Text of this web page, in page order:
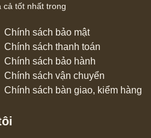
cả tốt nhất trong
Chính sách bảo mật
Chính sách thanh toán
Chính sách bảo hành
Chính sách vận chuyển
Chính sách bàn giao, kiểm hàng